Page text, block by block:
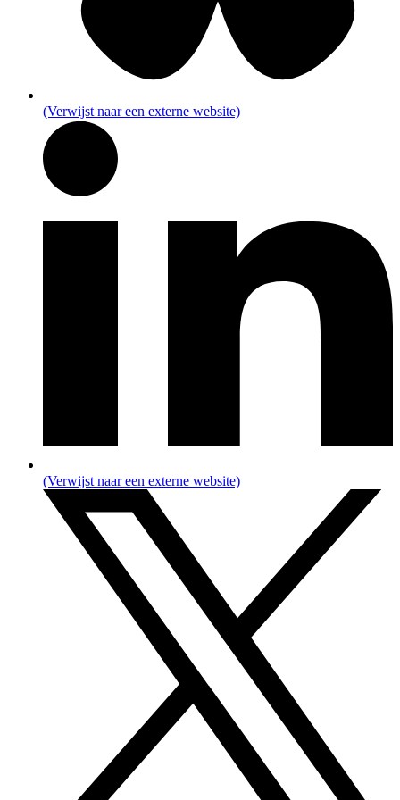
(Verwijst naar een externe website)
(Verwijst naar een externe website)